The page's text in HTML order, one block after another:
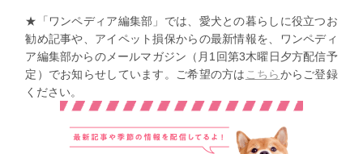
★「ワンペディア編集部」では、愛犬との暮らしに役立つお
勧め記事や、アイペット損保からの最新情報を、ワンペディ
ア編集部からのメールマガジン（月1回第3木曜日夕方配信予
定）でお知らせしています。ご希望の方は こちらからご登録
ください。